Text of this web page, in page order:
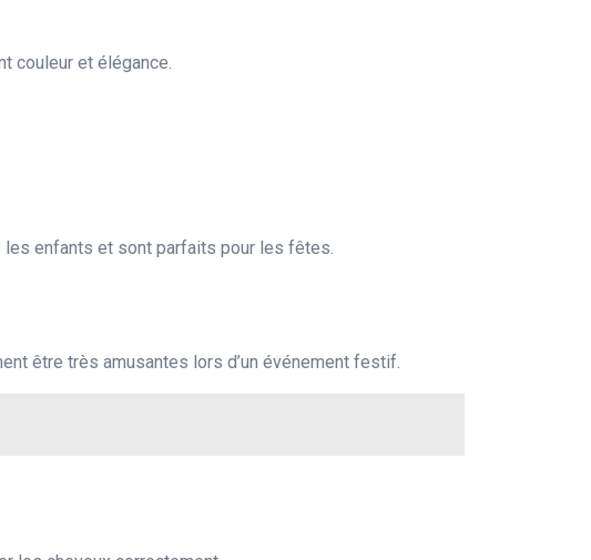
couleur et élégance.
enfants et sont parfaits pour les fêtes.
être très amusantes lors d’un événement festif.